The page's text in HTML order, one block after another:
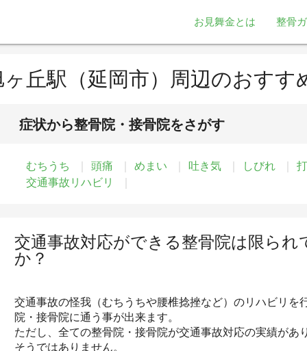
お見舞金とは 整骨
ヶ丘駅（延岡市）周辺のおすす
症状から整骨院・接骨院をさがす
むちうち 頭痛 めまい 吐き気 しびれ
交通事故リハビリ
交通事故対応ができる整骨院は限ら
か？
交通事故の怪我（むちうちや腰椎捻挫など）のリハビリを
院・接骨院に通う事が出来ます。
ただし、全ての整骨院・接骨院が交通事故対応の実績があ
そうではありません。